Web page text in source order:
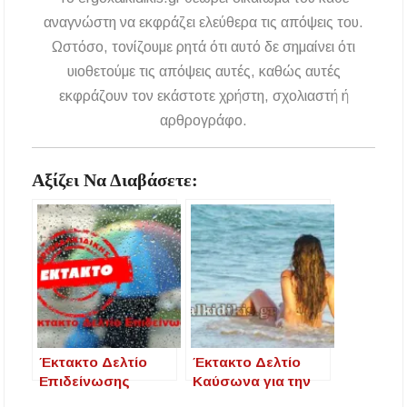
αναγνώστη να εκφράζει ελεύθερα τις απόψεις του.
Ωστόσο, τονίζουμε ρητά ότι αυτό δε σημαίνει ότι
υιοθετούμε τις απόψεις αυτές, καθώς αυτές
εκφράζουν τον εκάστοτε χρήστη, σχολιαστή ή
αρθρογράφο.
Αξίζει Να Διαβάσετε:
Έκτακτο Δελτίο
Επιδείνωσης
Έκτακτο Δελτίο
Καύσωνα για την